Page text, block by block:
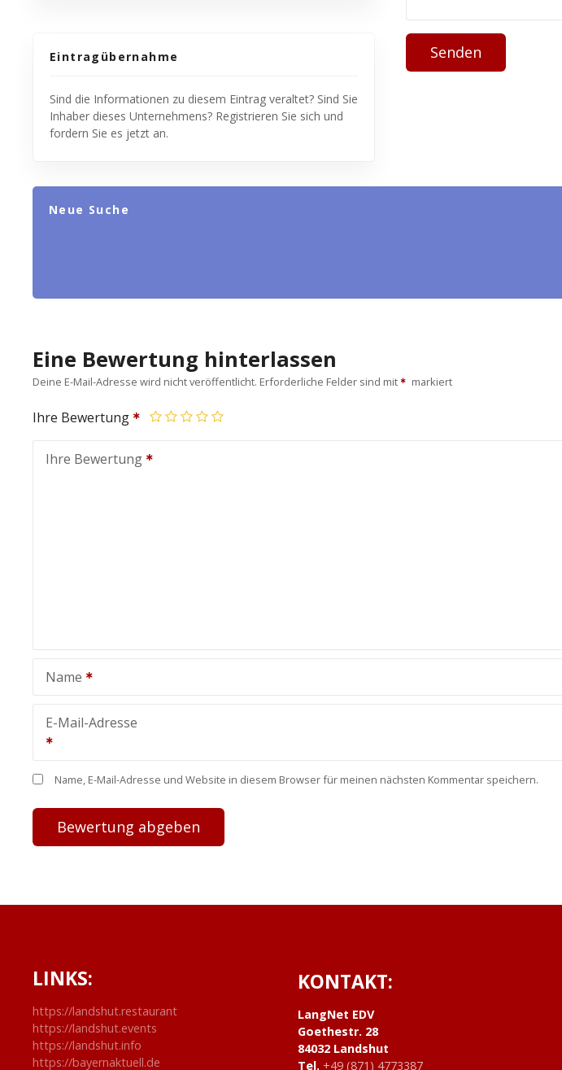
Eintragübernahme
Sind die Informationen zu diesem Eintrag veraltet? Sind Sie
Inhaber dieses Unternehmens? Registrieren Sie sich und
fordern Sie es jetzt an.
Senden
Neue Suche
Eine Bewertung hinterlassen
Deine E-Mail-Adresse wird nicht veröffentlicht. Erforderliche Felder sind mit markiert
Ihre Bewertung
Ihre Bewertung
Name
E-Mail-Adresse
Name, E-Mail-Adresse und Website in diesem Browser für meinen nächsten Kommentar speichern.
LINKS:
https://landshut.restaurant
https://landshut.events
https://landshut.info
https://bayernaktuell.de
KONTAKT:
LangNet EDV
Goethestr. 28
84032 Landshut
Tel. +49 (871) 4773387